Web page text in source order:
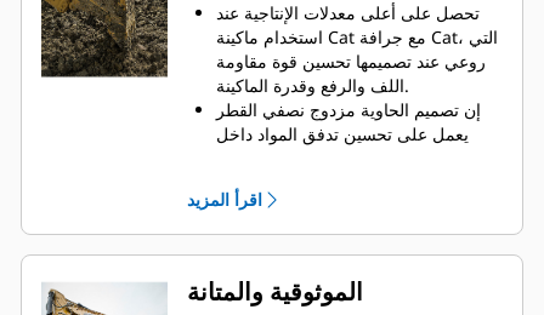
تحصل على أعلى معدلات الإنتاجية عند
استخدام ماكينة Cat مع جرافة Cat، التي
روعي عند تصميمها تحسين قوة مقاومة
اللف والرفع وقدرة الماكينة.
إن تصميم الحاوية مزدوج نصفي القطر
يعمل على تحسين تدفق المواد داخل
عدم سحب الجزء السفلي من الجرافة،
يزيد استهلاك الوقود إلى الحد الأقصى
أثناء الحفر. تم تصميم جرافات Cat بحيث
تخترق المواد بمنتهى السرعة لتحسين
اقرأ المزيد
الموثوقية والمتانة